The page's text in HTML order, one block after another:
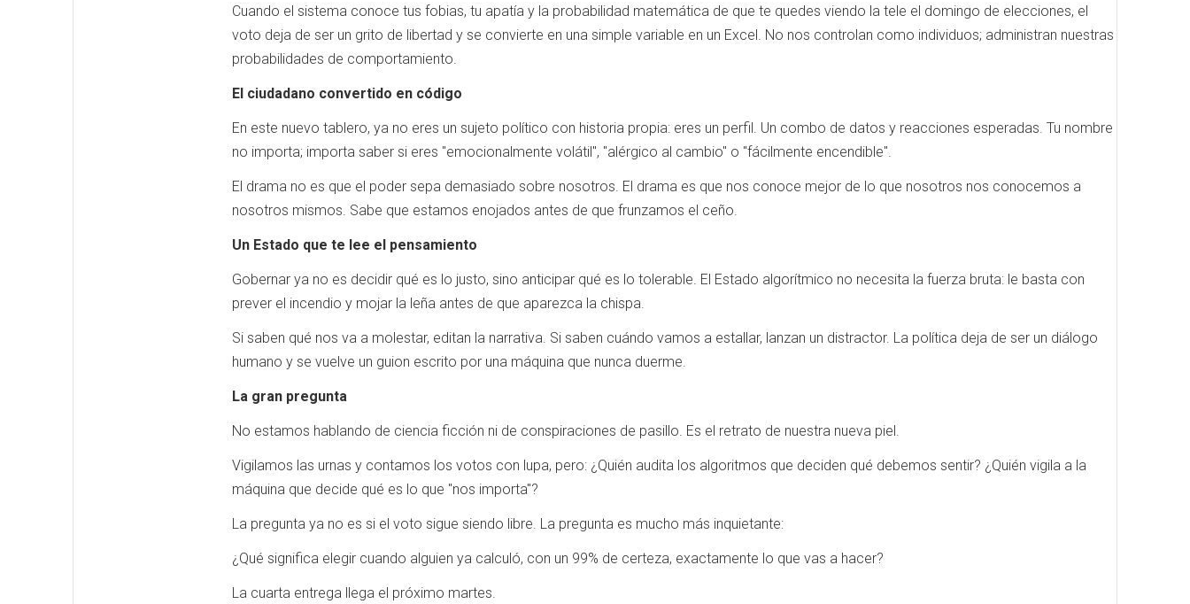
Cuando el sistema conoce tus fobias, tu apatía y la probabilidad matemática de que te quedes viendo la tele el domingo de elecciones, el
voto deja de ser un grito de libertad y se convierte en una simple variable en un Excel. No nos controlan como individuos; administran nuestras
probabilidades de comportamiento.
El ciudadano convertido en código
En este nuevo tablero, ya no eres un sujeto político con historia propia: eres un perfil. Un combo de datos y reacciones esperadas. Tu nombre
no importa; importa saber si eres "emocionalmente volátil", "alérgico al cambio" o "fácilmente encendible".
El drama no es que el poder sepa demasiado sobre nosotros. El drama es que nos conoce mejor de lo que nosotros nos conocemos a
nosotros mismos. Sabe que estamos enojados antes de que frunzamos el ceño.
Un Estado que te lee el pensamiento
Gobernar ya no es decidir qué es lo justo, sino anticipar qué es lo tolerable. El Estado algorítmico no necesita la fuerza bruta: le basta con
prever el incendio y mojar la leña antes de que aparezca la chispa.
Si saben qué nos va a molestar, editan la narrativa. Si saben cuándo vamos a estallar, lanzan un distractor. La política deja de ser un diálogo
humano y se vuelve un guion escrito por una máquina que nunca duerme.
La gran pregunta
No estamos hablando de ciencia ficción ni de conspiraciones de pasillo. Es el retrato de nuestra nueva piel.
Vigilamos las urnas y contamos los votos con lupa, pero: ¿Quién audita los algoritmos que deciden qué debemos sentir? ¿Quién vigila a la
máquina que decide qué es lo que "nos importa"?
La pregunta ya no es si el voto sigue siendo libre. La pregunta es mucho más inquietante:
¿Qué significa elegir cuando alguien ya calculó, con un 99% de certeza, exactamente lo que vas a hacer?
La cuarta entrega llega el próximo martes.